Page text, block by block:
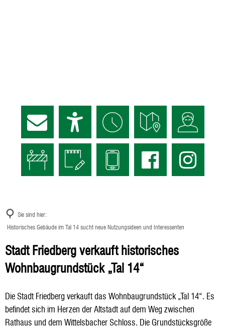
Sie sind hier:
Historisches Gebäude im Tal 14 sucht neue Nutzungsideen und Interessenten
Stadt Friedberg verkauft historisches
Wohnbaugrundstück „Tal 14“
Die Stadt Friedberg verkauft das Wohnbaugrundstück „Tal 14“. Es
befindet sich im Herzen der Altstadt auf dem Weg zwischen
Rathaus und dem Wittelsbacher Schloss. Die Grundstücksgröße